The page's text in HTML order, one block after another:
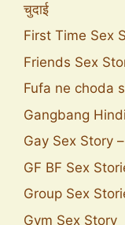
चुदाई
First Time Sex
Friends Sex
Fufa ne choda
Gangbang
Gay Sex Story –
GF BF Sex
Group Sex
Gym Sex Story